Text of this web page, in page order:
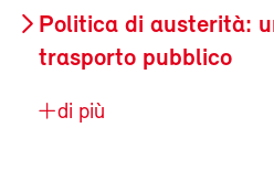
Politica di austerità:
trasporto pubblico
di più